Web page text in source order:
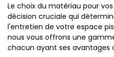
Le choix du matériau pour
décision cruciale qui
l'entretien de votre espace
nous vous offrons une
chacun ayant ses avantages